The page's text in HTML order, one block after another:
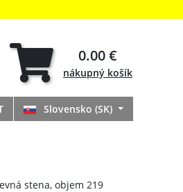
0.00 €
nákupný košík
Slovensko (SK)
stena, objem 219